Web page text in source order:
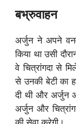
बभ्रुवाहन
अर्जुन ने अपने
किया था उसी
वे चित्रांगदा से
से उनकी बेटी का
दी थी और अर्जुन
अर्जुन और